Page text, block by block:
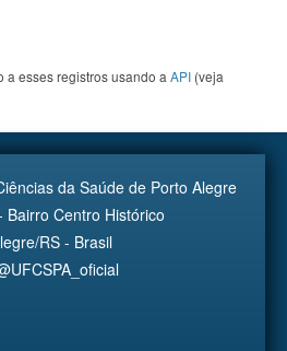
a esses registros usando a API (veja
da Saúde de Porto Alegre
Centro Histórico
RS - Brasil